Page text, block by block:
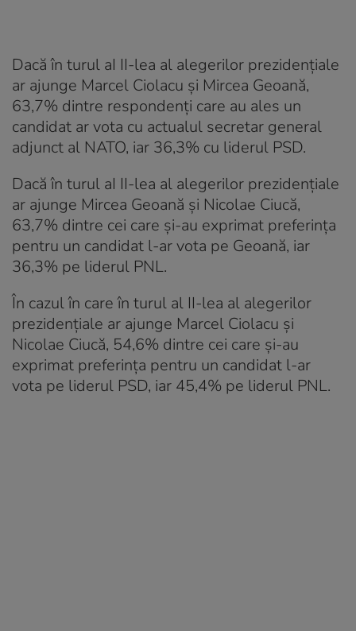
Dacă în turul aI II-lea al alegerilor prezidenţiale
ar ajunge Marcel Ciolacu şi Mircea Geoană,
63,7% dintre respondenţi care au ales un
candidat ar vota cu actualul secretar general
adjunct al NATO, iar 36,3% cu liderul PSD.
Dacă în turul aI II-lea al alegerilor prezidenţiale
ar ajunge Mircea Geoană şi Nicolae Ciucă,
63,7% dintre cei care şi-au exprimat preferinţa
pentru un candidat l-ar vota pe Geoană, iar
36,3% pe liderul PNL.
În cazul în care în turul al II-lea al alegerilor
prezidenţiale ar ajunge Marcel Ciolacu şi
Nicolae Ciucă, 54,6% dintre cei care şi-au
exprimat preferinţa pentru un candidat l-ar
vota pe liderul PSD, iar 45,4% pe liderul PNL.